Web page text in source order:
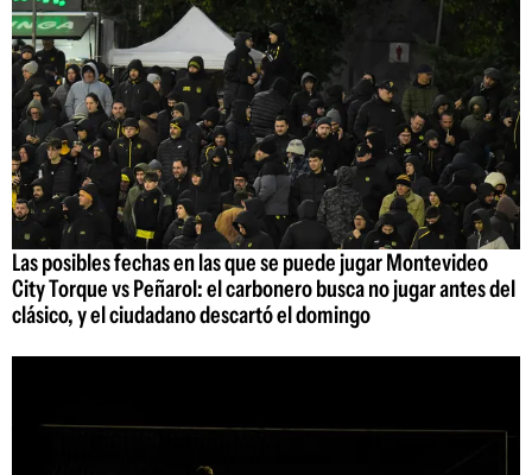
Las posibles fechas en las que se puede jugar Montevideo
City Torque vs Peñarol: el carbonero busca no jugar antes del
clásico, y el ciudadano descartó el domingo